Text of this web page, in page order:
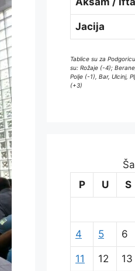
Jacija
Tablice su za
su: Rožaje (-4);
Polje (-1), Bar, Ulcinj,
(+3)
P
U S
4 5 6
11 12 13